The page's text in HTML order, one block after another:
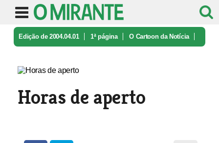
Edição de 2004.04.01 1ª página O Cartoon da Notícia
Horas de aperto